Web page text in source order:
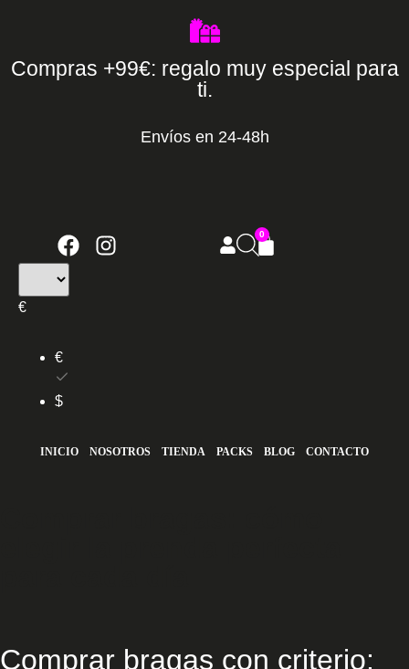
Compras +99€: regalo muy especial para
ti.
Envíos en 24-48h
0
€
€
$
INICIO NOSOTROS TIENDA PACKS BLOG CONTACTO
Comprar bragas con criterio: